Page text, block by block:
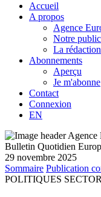
Accueil
A propos
Agence
Notre
La rédaction
Abonnements
Aperçu
Je m'abonne
Contact
Connexion
EN
Bulletin Quotidien
29 novembre 2025
Sommaire Publication
POLITIQUES